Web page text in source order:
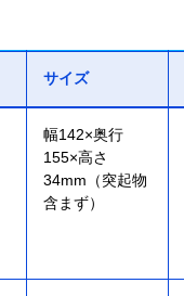
サイズ
幅142×奥行
155×高さ
34mm（突起物
含まず）